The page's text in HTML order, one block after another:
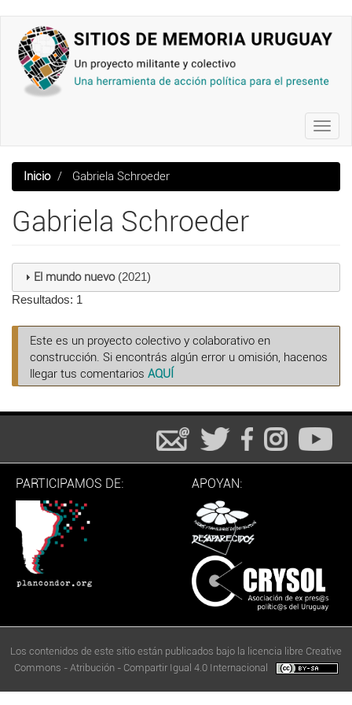
contenido
principal
Inicio Gabriela Schroeder
Gabriela Schroeder
El mundo nuevo(2021)
Resultados: 1
Este es un proyecto colectivo y colaborativo en
construcción. Si encontrás algún error u omisión, hacenos
llegar tus comentarios AQUÍ
PARTICIPAMOS DE: APOYAN:
Los contenidos de este sitio están publicados bajo la licencia libre Creative
Commons - Atribución - Compartir Igual 4.0 Internacional